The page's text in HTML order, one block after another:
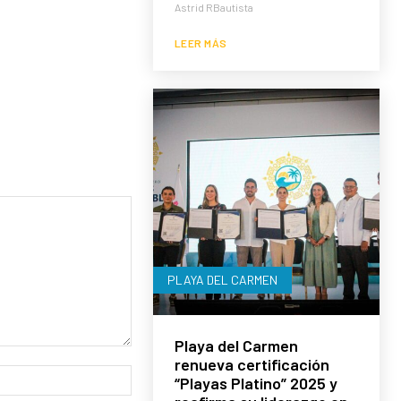
web:
Astrid RBautista
LEER MÁS
PLAYA DEL CARMEN
Playa del Carmen
renueva certificación
“Playas Platino” 2025 y